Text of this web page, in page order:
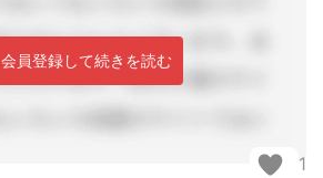
会員登録して続きを読む
1